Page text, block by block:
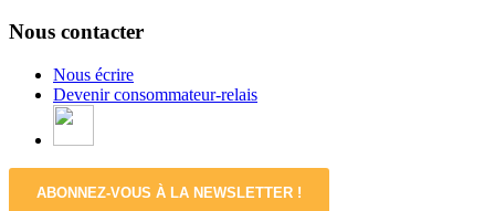
Nous contacter
Nous écrire
Devenir consommateur-relais
ABONNEZ-VOUS À LA NEWSLETTER !